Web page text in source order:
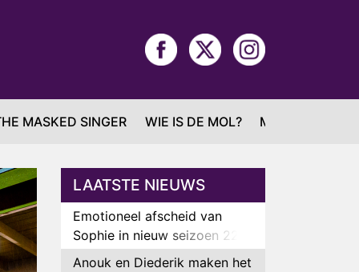
MASKED SINGER WIE IS DE MOL? MAFS
LAATSTE NIEUWS
Emotioneel afscheid van
Sophie in nieuw seizoen 22
Kids and Counting
Anouk en Diederik maken het